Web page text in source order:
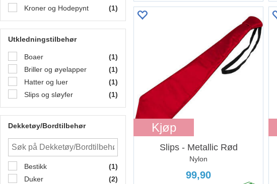
Kroner og Hodepynt
(1)
Utkledningstilbehør
Boaer
(1)
Briller og øyelapper
(1)
Hatter og luer
(1)
Slips og sløyfer
(1)
Dekketøy/Bordtilbehør
Bestikk
(1)
Duker
(2)
Kjøp
Slips - Metallic Rød
Nylon
99,90